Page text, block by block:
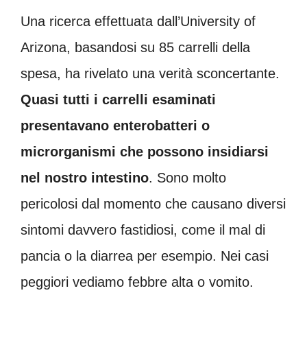
Una ricerca effettuata dall’University of
Arizona, basandosi su 85 carrelli della
spesa, ha rivelato una verità sconcertante.
Quasi tutti i carrelli esaminati
presentavano enterobatteri o
microrganismi che possono insidiarsi
nel nostro intestino. Sono molto
pericolosi dal momento che causano diversi
sintomi davvero fastidiosi, come il mal di
pancia o la diarrea per esempio. Nei casi
peggiori vediamo febbre alta o vomito.